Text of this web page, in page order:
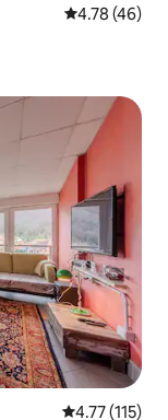
Calificación
4.78 (46)
Calificación
4.77 (115)